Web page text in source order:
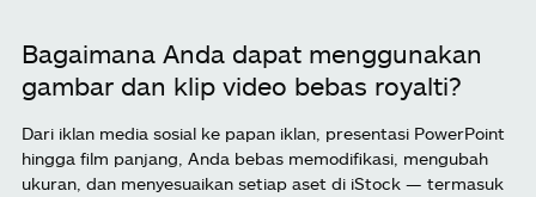
Bagaimana Anda dapat menggunakan
gambar dan klip video bebas royalti?
Dari iklan media sosial ke papan iklan, presentasi PowerPoint
hingga film panjang, Anda bebas memodifikasi, mengubah
ukuran, dan menyesuaikan setiap aset di iStock — termasuk